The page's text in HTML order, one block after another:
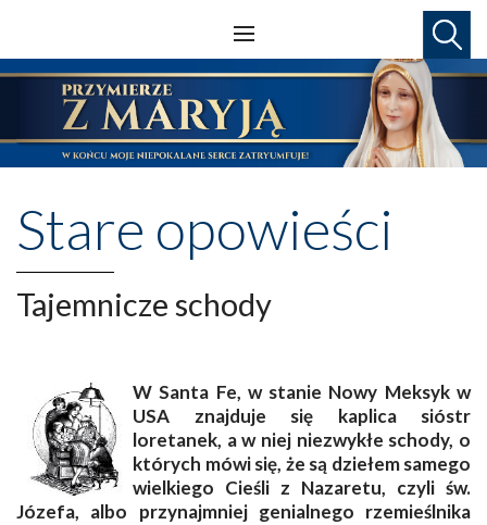
Stare opowieści
Tajemnicze schody
W Santa Fe, w stanie Nowy Meksyk w
USA znajduje się kaplica sióstr
loretanek, a w niej niezwykłe schody, o
których mówi się, że są dziełem samego
wielkiego Cieśli z Nazaretu, czyli św.
Józefa, albo przynajmniej genialnego rzemieślnika